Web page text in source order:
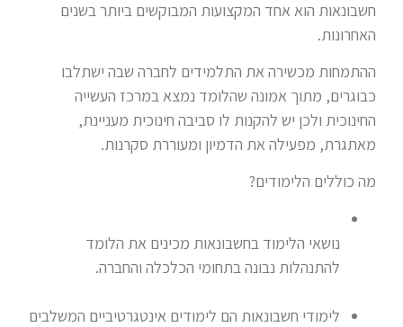
חשבונאות הוא אחד המקצועות המבוקשים ביותר בשנים
האחרונות.
ההתמחות מכשירה את התלמידים לחברה שבה ישתלבו
כבוגרים, מתוך אמונה שהלומד נמצא במרכז העשייה
החינוכית ולכן יש להקנות לו סביבה חינוכית מעניינת,
מאתגרת, מפעילה את הדמיון ומעוררת סקרנות.
מה כוללים הלימודים?
נושאי הלימוד בחשבונאות מכינים את הלומד
להתנהלות נבונה בתחומי הכלכלה והחברה.
לימודי חשבונאות הם לימודים אינטגרטיביים המשלבים